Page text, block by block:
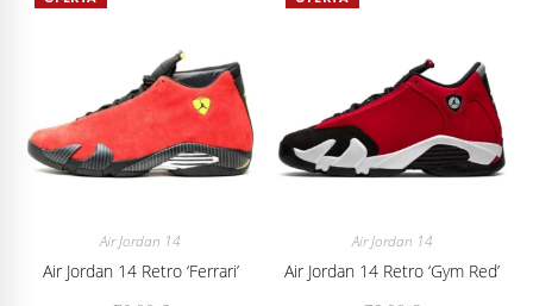
Air Jordan 14
Air Jordan 14 Retro ‘Ferrari’
Air Jordan 14
Air Jordan 14 Retro ‘Gym Red’